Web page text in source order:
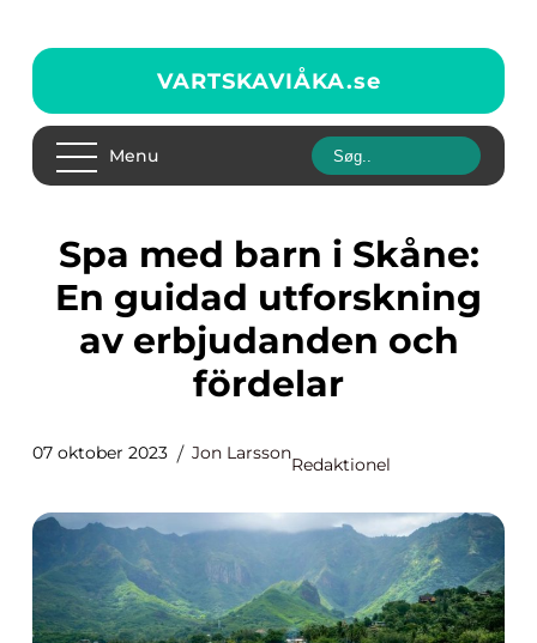
VARTSKAVIÅKA.se
Menu
Spa med barn i Skåne:
En guidad utforskning
av erbjudanden och
fördelar
07 oktober 2023 Jon Larsson
Redaktionel